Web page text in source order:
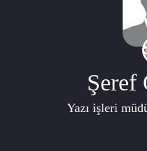
Şeref
Yazı işleri